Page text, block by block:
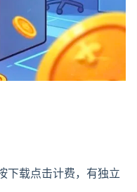
下载点击计费，有独立